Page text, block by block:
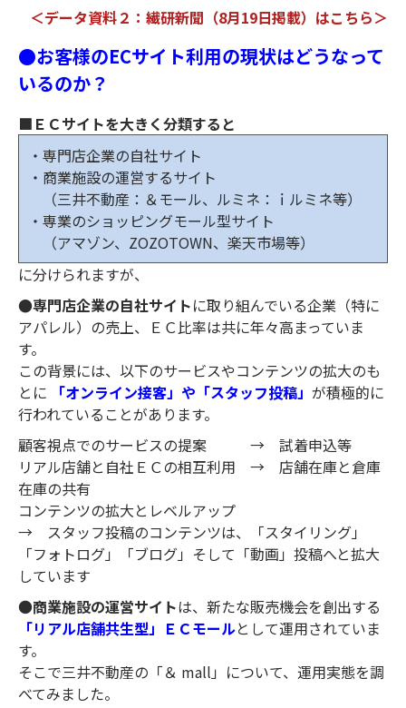
＜データ資料２：繊研新聞（8月19日掲載）はこちら＞
●お客様のECサイト利用の現状はどうなって
いるのか？
■ＥＣサイトを大きく分類すると
・専門店企業の自社サイト
・商業施設の運営するサイト
（三井不動産：＆モール、ルミネ：ｉルミネ等）
・専業のショッピングモール型サイト
（アマゾン、ZOZOTOWN、楽天市場等）
に分けられますが、
●専門店企業の自社サイトに取り組んでいる企業（特に
アパレル）の売上、ＥＣ比率は共に年々高まっていま
す。
この背景には、以下のサービスやコンテンツの拡大のも
とに
「オンライン接客」や「スタッフ投稿」 が積極的に
行われていることがあります。
顧客視点でのサービスの提案 → 試着申込等
リアル店舗と自社ＥＣの相互利用 → 店舗在庫と倉庫
在庫の共有
コンテンツの拡大とレベルアップ
→ スタッフ投稿のコンテンツは、「スタイリング」
「フォトログ」「ブログ」そして「動画」投稿へと拡大
しています
●商業施設の運営サイトは、新たな販売機会を創出する
「リアル店舗共生型」ＥＣモールとして運用されていま
す。
そこで三井不動産の「＆ mall」について、運用実態を調
べてみました。